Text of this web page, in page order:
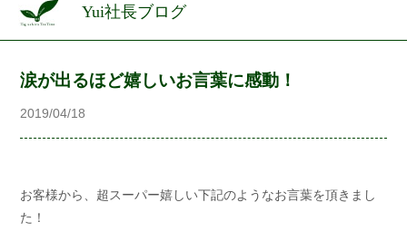
Yui社長ブログ
涙が出るほど嬉しいお言葉に感動！
2019/04/18
お客様から、超スーパー嬉しい下記のようなお言葉を頂きまし
た！